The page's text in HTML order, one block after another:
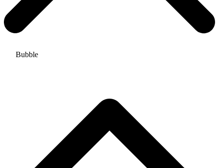
Bubble